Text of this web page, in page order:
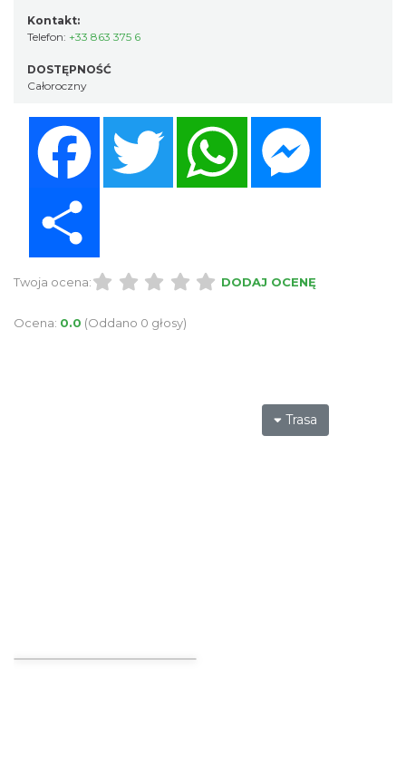
Kontakt:
Telefon: +33 863 375 6
DOSTĘPNOŚĆ
Całoroczny
Twitter WhatsApp
Twoja ocena: DODAJ OCENĘ
Ocena: 0.0 (Oddano 0 głosy)
Trasa